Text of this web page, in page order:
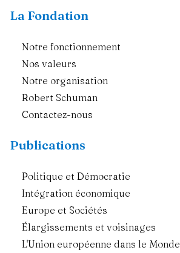
La Fondation
Notre fonctionnement
Nos valeurs
Notre organisation
Robert Schuman
Contactez-nous
Publications
Politique et Démocratie
Intégration économique
Europe et Sociétés
Élargissements et voisinages
L'Union européenne dans le Monde